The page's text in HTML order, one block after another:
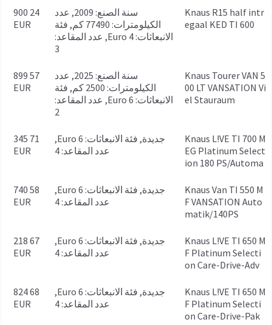
Knaus R15 half intr
egaal KED TI 600
سنة الصنع: 2009, عدد
الكيلومترات: 77490 كم, فئة
الانبعاثات: Euro 4, عدد المقاعد:
3
24 900
EUR
Knaus Tourer VAN 5
00 LT VANSATION Vi
el Stauraum
سنة الصنع: 2025, عدد
الكيلومترات: 2500 كم, فئة
الانبعاثات: Euro 6, عدد المقاعد:
2
57 899
EUR
Knaus L!VE TI 700 M
EG Platinum Select
ion 180 PS/Automa
جديدة, فئة الانبعاثات: Euro 6,
عدد المقاعد: 4
71 345
EUR
Knaus Van TI 550 M
F VANSATION Auto
matik/140PS
جديدة, فئة الانبعاثات: Euro 6,
عدد المقاعد: 4
58 740
EUR
Knaus L!VE TI 650 M
F Platinum Selecti
on Care-Drive-Adv
جديدة, فئة الانبعاثات: Euro 6,
عدد المقاعد: 4
67 218
EUR
Knaus L!VE TI 650 M
F Platinum Selecti
on Care-Drive-Pak
جديدة, فئة الانبعاثات: Euro 6,
عدد المقاعد: 4
68 824
EUR